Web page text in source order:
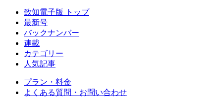
致知電子版 トップ
最新号
バックナンバー
連載
カテゴリー
人気記事
プラン・料金
よくある質問・お問い合わせ